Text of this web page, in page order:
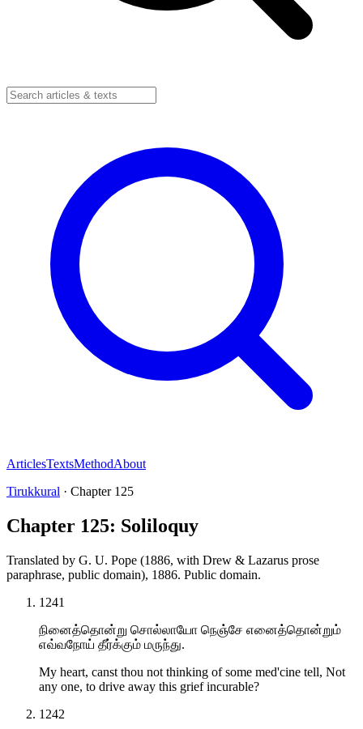
ArticlesTextsMethodAbout
Tirukkural · Chapter 125
Chapter 125: Soliloquy
Translated by G. U. Pope (1886, with Drew & Lazarus prose
paraphrase, public domain), 1886. Public domain.
1241
நினைத்தொன்று சொல்லாயோ நெஞ்சே எனைத்தொன்றும்
எவ்வநோய் தீர்க்கும் மருந்து.
My heart, canst thou not thinking of some med'cine tell, Not
any one, to drive away this grief incurable?
1242